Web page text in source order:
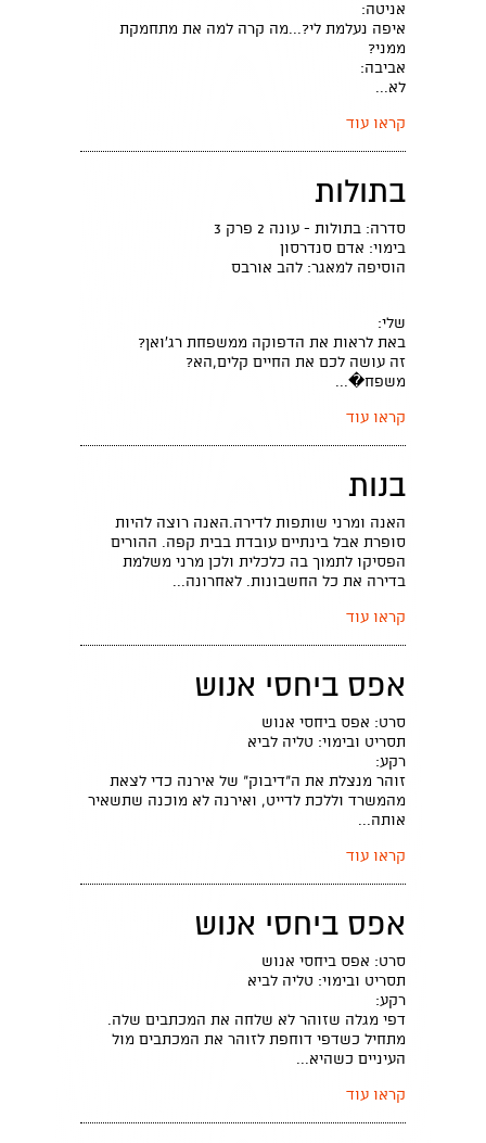
אניטה:
איפה נעלמת לי?...מה קרה למה את מתחמקת
ממני?
אביבה:
לא...
קראו עוד
בתולות
סדרה: בתולות - עונה 2 פרק 3
בימוי: אדם סנדרסון
הוסיפה למאגר: להב אורבס
שלי:
באת לראות את הדפוקה ממשפחת רג'ואן?
זה עושה לכם את החיים קלים,הא?
משפח�...
קראו עוד
בנות
האנה ומרני שותפות לדירה.האנה רוצה להיות
סופרת אבל בינתיים עובדת בבית קפה. ההורים
הפסיקו לתמוך בה כלכלית ולכן מרני משלמת
בדירה את כל החשבונות. לאחרונה...
קראו עוד
אפס ביחסי אנוש
סרט: אפס ביחסי אנוש
תסריט ובימוי: טליה לביא
רקע:
זוהר מנצלת את ה"דיבוק" של אירנה כדי לצאת
מהמשרד וללכת לדייט, ואירנה לא מוכנה שתשאיר
אותה...
קראו עוד
אפס ביחסי אנוש
סרט: אפס ביחסי אנוש
תסריט ובימוי: טליה לביא
רקע:
דפי מגלה שזוהר לא שלחה את המכתבים שלה.
מתחיל כשדפי דוחפת לזוהר את המכתבים מול
העיניים כשהיא...
קראו עוד